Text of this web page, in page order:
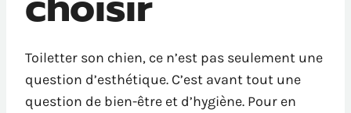
Toiletter son chien, ce n’est pas seulement une
question d’esthétique. C’est avant tout une
question de bien-être et d’hygiène. Pour en